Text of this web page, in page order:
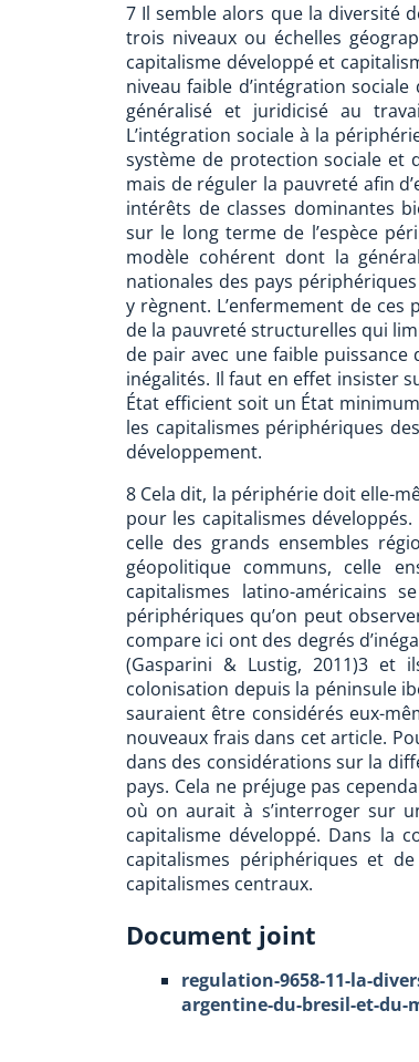
7 Il semble alors que la diversité
trois niveaux ou échelles
capitalisme développé et
niveau faible d’intégration
généralisé et juridicisé au
L’intégration sociale à la
système de protection sociale et
mais de réguler la pauvreté afin
intérêts de classes dominantes
sur le long terme de l’espèce
modèle cohérent dont la
nationales des pays
y règnent. L’enfermement de
de la pauvreté structurelles qui
de pair avec une faible
inégalités. Il faut en effet insister
État efficient soit un État
les capitalismes périphériques
développement.
8 Cela dit, la périphérie doit elle-
pour les capitalismes
celle des grands ensembles
géopolitique communs, celle
capitalismes latino-américains
périphériques qu’on peut
compare ici ont des degrés
(Gasparini & Lustig, 2011)3 et
colonisation depuis la péninsule
sauraient être considérés eux-
nouveaux frais dans cet article.
dans des considérations sur la
pays. Cela ne préjuge pas
où on aurait à s’interroger sur
capitalisme développé. Dans la
capitalismes périphériques et
capitalismes centraux.
Document joint
regulation-9658-11-la-
argentine-du-bresil-et-du-